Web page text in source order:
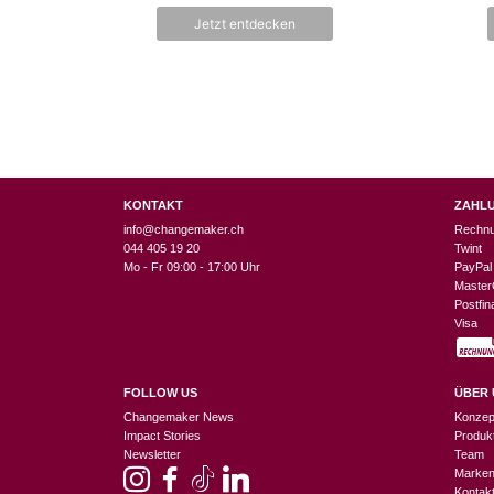
Jetzt entdecken
KONTAKT
info@changemaker.ch
044 405 19 20
Mo - Fr 09:00 - 17:00 Uhr
FOLLOW US
Changemaker News
Impact Stories
Newsletter
Twint
PayPal
Visa
ÜBER
Team
Marken